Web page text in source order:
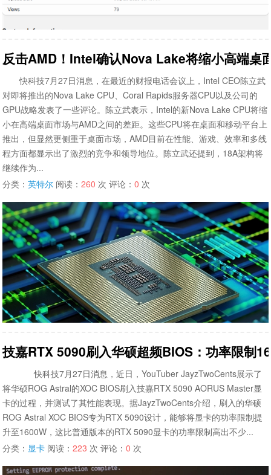
反击AMD！Intel确认Nova Lake将缩小高端桌
快科技7月27日消息，在最近的财报电话会议上，Intel CEO陈立武
对即将推出的Nova Lake CPU、Coral Rapids服务器CPU以及公司的
GPU战略发表了一些评论。陈立武表示，Intel的新Nova Lake CPU将缩
小在高端桌面市场与AMD之间的差距。这些CPU将在桌面和移动平台上
推出，但显然更侧重于桌面市场，AMD目前在性能、游戏、效率和多线
程方面都显示出了激烈的竞争和领导地位。陈立武还提到，18A架构将
继续作为...
分类：英特尔 阅读：260 次 评论：0 次
技嘉RTX 5090刷入华硕超频BIOS：功率限制
快科技7月27日消息，近日，YouTuber JayzTwoCents展示了
将华硕ROG Astral的XOC BIOS刷入技嘉RTX 5090 AORUS Master显
卡的过程，并测试了其性能表现。据JayzTwoCents介绍，刷入的华硕
ROG Astral XOC BIOS专为RTX 5090设计，能够将显卡的功率限制提
升至1600W，这比普通版本的RTX 5090显卡的功率限制高出不少...
分类： 显卡 阅读：223 次 评论：0 次